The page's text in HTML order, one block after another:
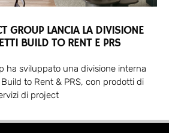
GROUP LANCIA LA DIVISIONE
BUILD TO RENT E PRS
ha sviluppato una divisione interna
to Rent & PRS, con prodotti di
di project